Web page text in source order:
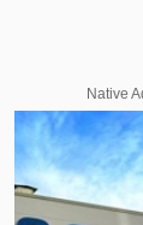
Native